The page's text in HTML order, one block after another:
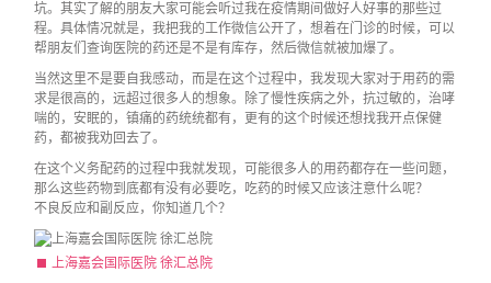
坑。其实了解的朋友大家可能会听过我在疫情期间做好人好事的那些过
程。具体情况就是，我把我的工作微信公开了，想着在门诊的时候，可以
帮朋友们查询医院的药还是不是有库存，然后微信就被加爆了。
当然这里不是要自我感动，而是在这个过程中，我发现大家对于用药的需
求是很高的，远超过很多人的想象。除了慢性疾病之外，抗过敏的，治哮
喘的，安眠的，镇痛的药统统都有，更有的这个时候还想找我开点保健
药，都被我劝回去了。
在这个义务配药的过程中我就发现，可能很多人的用药都存在一些问题，
那么这些药物到底都有没有必要吃，吃药的时候又应该注意什么呢？
不良反应和副反应，你知道几个？
上海嘉会国际医院 徐汇总院